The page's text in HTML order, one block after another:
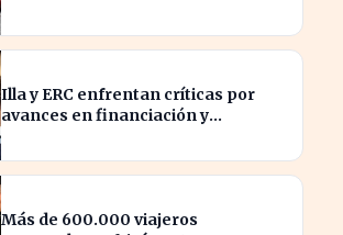
Illa y ERC enfrentan críticas por
avances en financiación y
Más de 600.000 viajeros